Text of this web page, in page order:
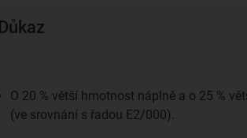
Důkaz
O 20 % větší hmotnost náplně a o 25 %
(ve srovnání s řadou E2/000).